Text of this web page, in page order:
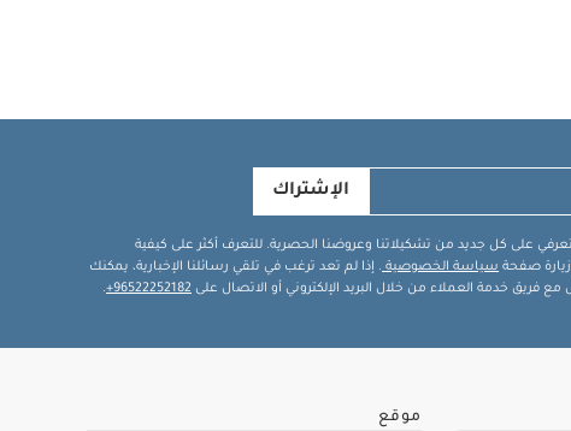
الإشتراك
على كل جديد من تشكيلاتنا وعروضنا الحصرية. للتعرف أكثر على كيفية
زيارة صفحة سياسة الخصوصية . إذا لم تعد ترغب في تلقي رسائلنا الإخبارية، يمكنك
فريق خدمة العملاء من خلال البريد الإلكتروني أو الاتصال على 96522252182+
.
موقع